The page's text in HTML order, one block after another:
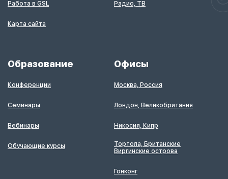
Работа в GSL
Карта сайта
Радио, ТВ
Образование
Конференции
Семинары
Вебинары
Обучающие курсы
Офисы
Москва, Россия
Лондон, Великобритания
Никосия, Кипр
Тортола, Британские
Виргинские острова
Гонконг